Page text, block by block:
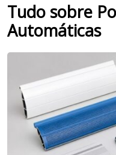
Tudo sobre
Automáticas